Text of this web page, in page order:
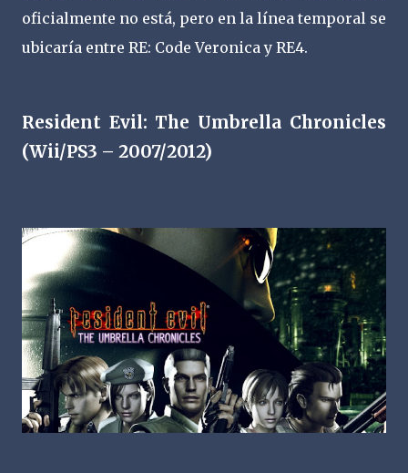
oficialmente no está, pero en la línea temporal se
ubicaría entre RE: Code Veronica y RE4.
Resident Evil: The Umbrella Chronicles
(Wii/PS3 – 2007/2012)